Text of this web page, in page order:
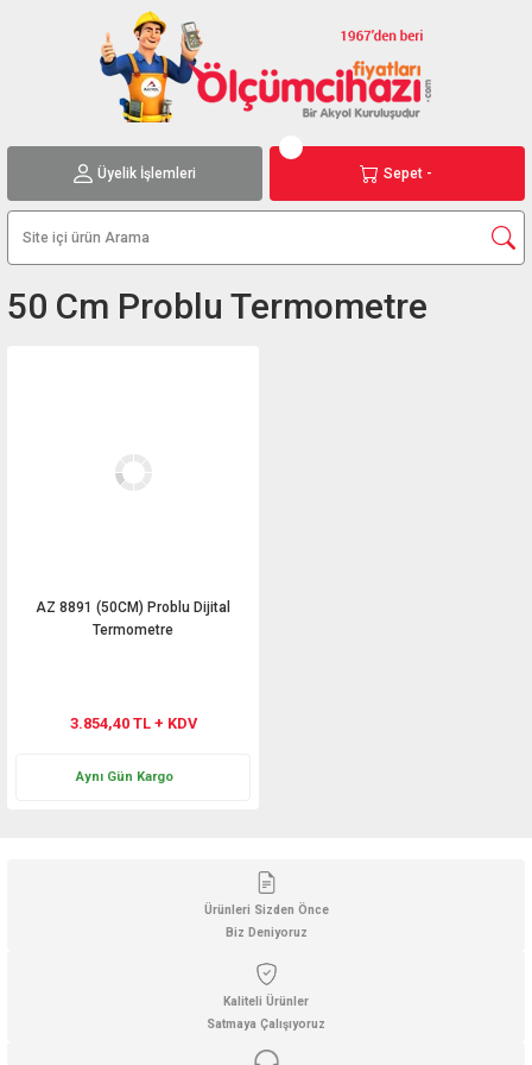
Üyelik İşlemleri Sepet -
50 Cm Problu Termometre
AZ 8891 (50CM) Problu Dijital
Termometre
3.854,40 TL + KDV
Aynı Gün Kargo
Ürünleri Sizden Önce
Biz Deniyoruz
Kaliteli Ürünler
Satmaya Çalışıyoruz